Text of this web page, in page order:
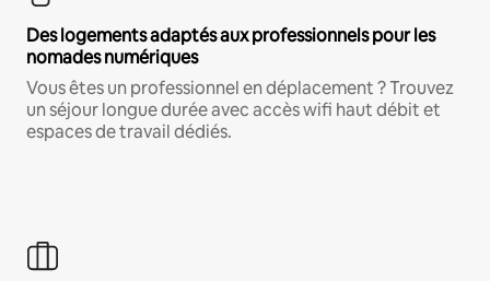
Des logements adaptés aux professionnels pour les
nomades numériques
Vous êtes un professionnel en déplacement ? Trouvez
un séjour longue durée avec accès wifi haut débit et
espaces de travail dédiés.